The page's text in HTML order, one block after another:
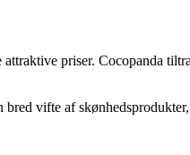
priser. Cocopanda
vifte af